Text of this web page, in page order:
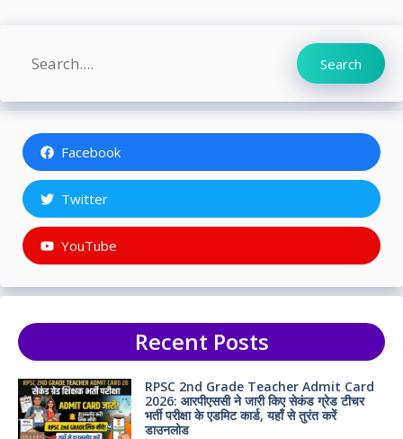
Search Search
Facebook
Twitter
YouTube
Recent Posts
RPSC 2nd Grade Teacher Admit Card
2026: आरपीएससी ने जारी किए सेकंड ग्रेड टीचर
भर्ती परीक्षा के एडमिट कार्ड, यहाँ से तुरंत करें
डाउनलोड